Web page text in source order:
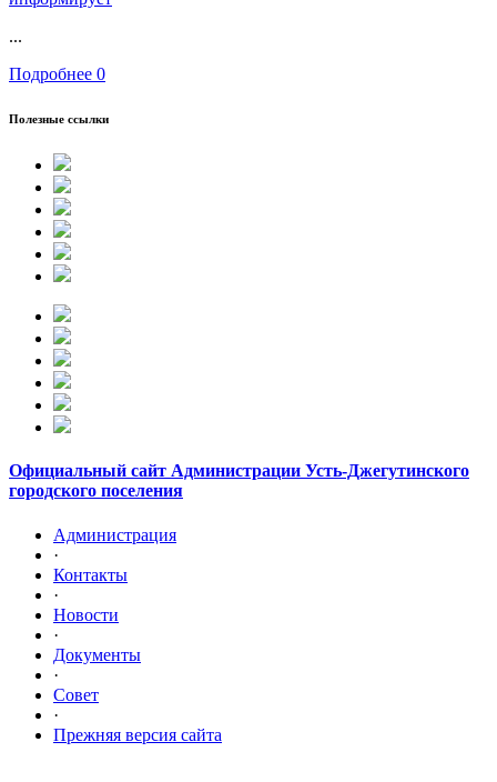
...
Подробнее 0
Полезные ссылки
Официальный сайт Администрации Усть-Джегутинского
городского поселения
Администрация
·
Контакты
·
Новости
·
Документы
·
Совет
·
Прежняя версия сайта